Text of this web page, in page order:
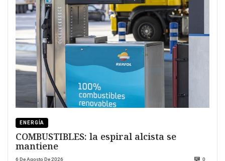
ENERGÍA
COMBUSTIBLES: la espiral alcista se
mantiene
6 De Agosto De 2026 0